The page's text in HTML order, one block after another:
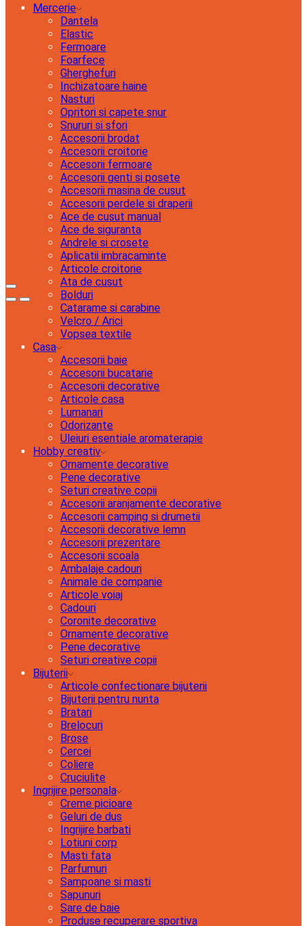
Mercerie
Dantela
Elastic
Fermoare
Foarfece
Gherghefuri
Inchizatoare haine
Nasturi
Opritori si capete snur
Snururi si sfori
Accesorii brodat
Accesorii croitorie
Accesorii fermoare
Accesorii genti si posete
Accesorii masina de cusut
Accesorii perdele si draperii
Ace de cusut manual
Ace de siguranta
Andrele si crosete
Aplicatii imbracaminte
Articole croitorie
Ata de cusut
Bolduri
Catarame si carabine
Velcro / Arici
Vopsea textile
Casa
Accesorii baie
Accesorii bucatarie
Accesorii decorative
Articole casa
Lumanari
Odorizante
Uleiuri esentiale aromaterapie
Hobby creativ
Ornamente decorative
Pene decorative
Seturi creative copii
Accesorii aranjamente decorative
Accesorii camping si drumetii
Accesorii decorative lemn
Accesorii prezentare
Accesorii scoala
Ambalaje cadouri
Animale de companie
Articole voiaj
Cadouri
Coronite decorative
Ornamente decorative
Pene decorative
Seturi creative copii
Bijuterii
Articole confectionare bijuterii
Bijuterii pentru nunta
Bratari
Brelocuri
Brose
Cercei
Coliere
Cruciulite
Ingrijire personala
Creme picioare
Geluri de dus
Ingrijire barbati
Lotiuni corp
Masti fata
Parfumuri
Sampoane si masti
Sapunuri
Sare de baie
Produse recuperare sportiva